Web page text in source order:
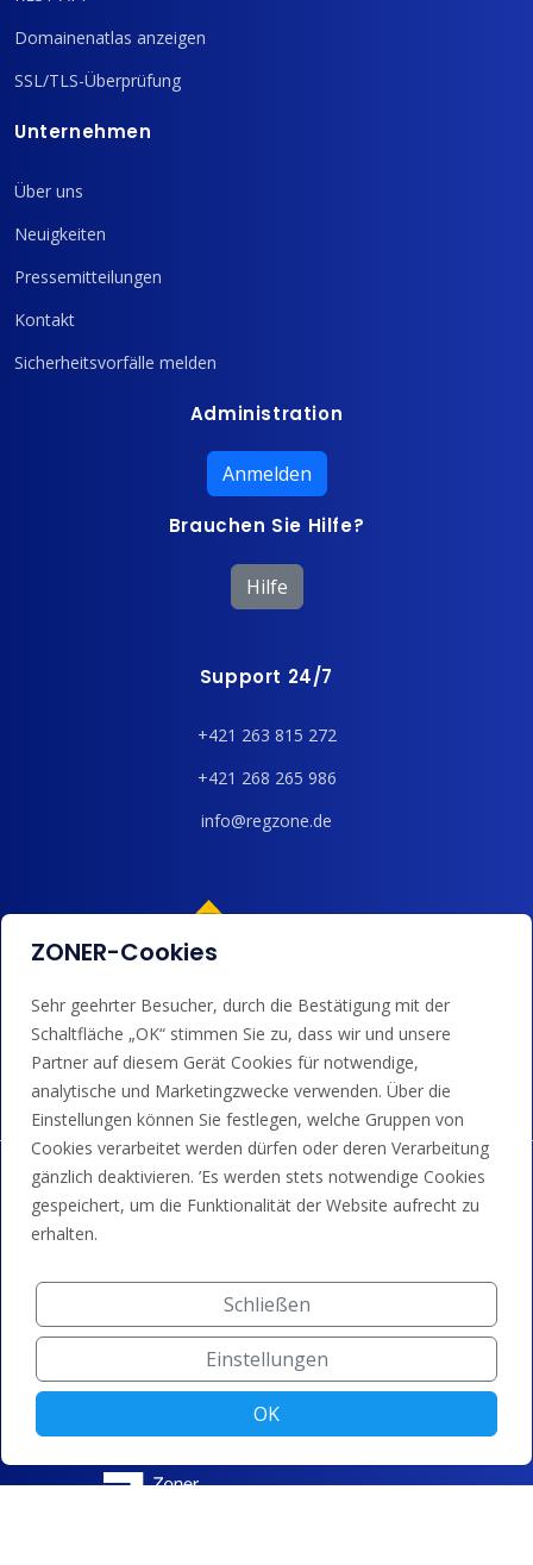
Domainenatlas anzeigen
SSL/TLS-Überprüfung
Unternehmen
Über uns
Neuigkeiten
Pressemitteilungen
Kontakt
Sicherheitsvorfälle melden
Administration
Anmelden
Brauchen Sie Hilfe?
Hilfe
Support 24/7
+421 263 815 272
+421 268 265 986
info@regzone.de
Wir akzeptieren Kartenzahlungen, Google/Apple Pay,
Banküberweisungen und Guthaben.
ZONER-Cookies
Sehr geehrter Besucher, durch die Bestätigung mit der
Schaltfläche „OK“ stimmen Sie zu, dass wir und unsere
Partner auf diesem Gerät Cookies für notwendige,
analytische und Marketingzwecke verwenden. Über die
Einstellungen können Sie festlegen, welche Gruppen von
Cookies verarbeitet werden dürfen oder deren Verarbeitung
gänzlich deaktivieren. ’Es werden stets notwendige Cookies
gespeichert, um die Funktionalität der Website aufrecht zu
erhalten.
Schließen
Einstellungen
OK